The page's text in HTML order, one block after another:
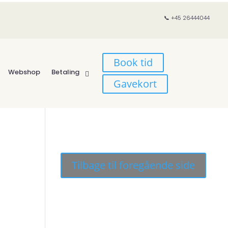
📞 +45 26444044
Webshop Betaling
Book tid
Gavekort